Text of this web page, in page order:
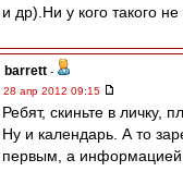
и др).Ни у кого такого
barrett -
28 апр 2012 09:15
Ребят, скиньте в личку,
Ну и календарь. А то
первым, а информацией